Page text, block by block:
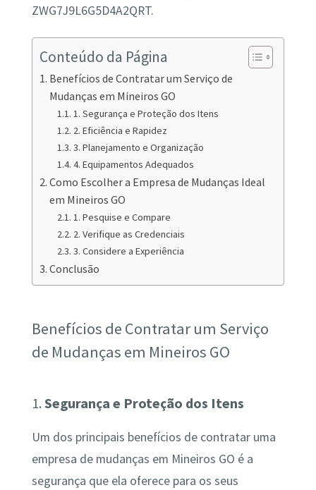
ZWG7J9L6G5D4A2QRT.
Conteúdo da Página
Benefícios de Contratar um Serviço de
Mudanças em Mineiros GO
1. Segurança e Proteção dos Itens
2. Eficiência e Rapidez
3. Planejamento e Organização
4. Equipamentos Adequados
Como Escolher a Empresa de Mudanças Ideal
em Mineiros GO
1. Pesquise e Compare
2. Verifique as Credenciais
3. Considere a Experiência
Conclusão
Benefícios de Contratar um Serviço
de Mudanças em Mineiros GO
1. Segurança e Proteção dos Itens
Um dos principais benefícios de contratar uma
empresa de mudanças em Mineiros GO é a
segurança que ela oferece para os seus